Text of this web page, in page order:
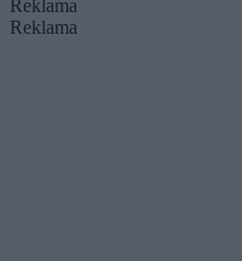
Reklama
Reklama